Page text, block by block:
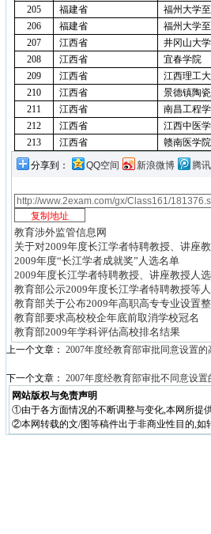
205
福建省 福州大学
206
福建省 福州大学
207
江西省 井冈山大学
208
江西省 宜春学院
209
江西省 江西理工
210
江西省 景德镇陶
211
江西省 南昌工程
212
江西省 江西中医
213
江西省 赣南医学院
分享到： QQ空间 新浪微博 腾
教育涉外监管信息网
关于对2009年度长江学者特聘教授、讲座
2009年度“长江学者成就奖”人选名单
2009年度长江学者特聘教授、讲座教授人
教育部公示2009年度长江学者特聘教授等
教育部关于公布2009年高职高专专业设置
教育部要求高校校企年底前取消学校冠名
教育部2009年学科评估高校排名结果
上一个文章： 2007年度经教育部审批同意设置
下一个文章： 2007年度经教育部审批不同意设
网站版权与免责声明
①由于各方面情况的不断调整与变化,本网所提
②本网转载的文/图等稿件出于非商业性目的,如